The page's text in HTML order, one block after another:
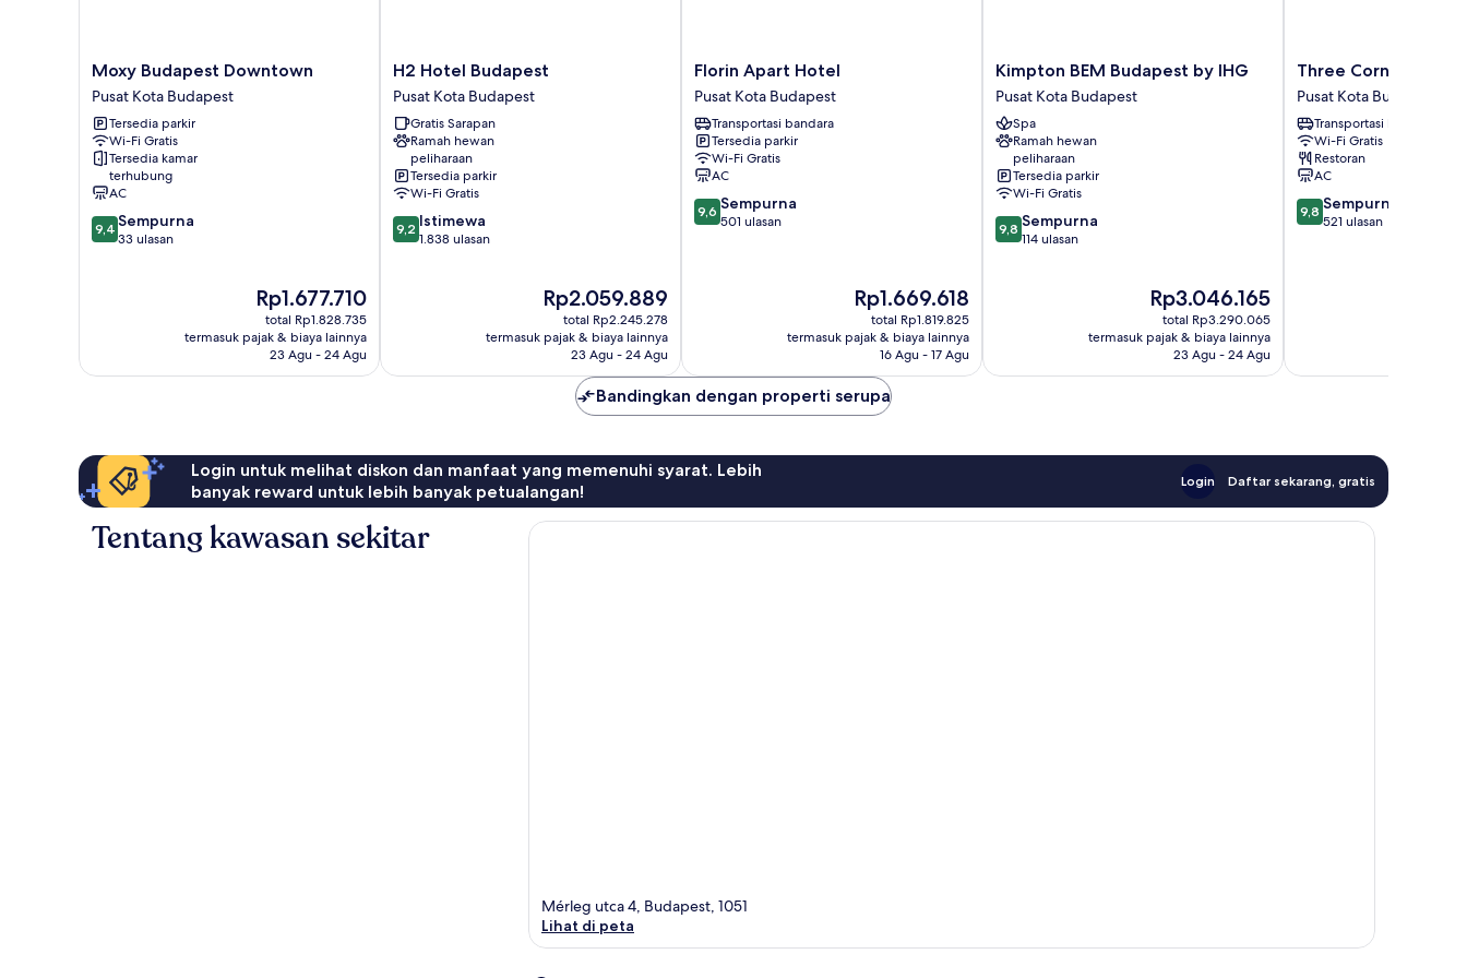
Moxy
Budapest
Downtown
Pusat
Kota
Budapest
Moxy Budapest Downtown
Pusat Kota Budapest
Tersedia parkir
Wi-Fi Gratis
Tersedia kamar
terhubung
AC
9.4
dari
9,4 Sempurna
33 ulasan
Harga
sekarang
Rp1.677.710
Rp1.677.710
total Rp1.828.735
termasuk pajak & biaya lainnya
23 Agu - 24 Agu
H2
Hotel
Budapest
Pusat
Kota
Budapest
H2 Hotel Budapest
Pusat Kota Budapest
Gratis Sarapan
Ramah hewan
peliharaan
Tersedia parkir
Wi-Fi Gratis
9.2
dari
9,2 Istimewa
1.838 ulasan
Harga
sekarang
Rp2.059.889
Rp2.059.889
total Rp2.245.278
termasuk pajak & biaya lainnya
23 Agu - 24 Agu
Florin
Apart
Hotel
Pusat
Kota
Budapest
Florin Apart Hotel
Pusat Kota Budapest
Transportasi bandara
Tersedia parkir
Wi-Fi Gratis
AC
9.6
dari
9,6 Sempurna
501 ulasan
Harga
sekarang
Rp1.669.618
Rp1.669.618
total Rp1.819.825
termasuk pajak & biaya lainnya
16 Agu - 17 Agu
Kimpton
BEM
Budapest
by
IHG
Pusat
Kota
Budapest
Kimpton BEM Budapest by IHG
Pusat Kota Budapest
Spa
Ramah hewan
peliharaan
Tersedia parkir
Wi-Fi Gratis
9.8
dari
9,8 Sempurna
114 ulasan
Harga
sekarang
Rp3.046.165
Rp3.046.165
total Rp3.290.065
termasuk pajak & biaya lainnya
23 Agu - 24 Agu
Three
Corners
Avenue
Hotel
Pusat
Kota
Budapest
Three Corners
Pusat Kota Budapest
Transportasi bandara
Wi-Fi Gratis
Restoran
AC
9.8
dari
9,8 Sempurna
521 ulasan
Bandingkan dengan properti serupa
Login untuk melihat diskon dan manfaat yang memenuhi syarat. Lebih
banyak reward untuk lebih banyak petualangan!
Login Daftar sekarang, gratis
Tentang kawasan sekitar
Mérleg utca 4, Budapest, 1051
Lihat di peta